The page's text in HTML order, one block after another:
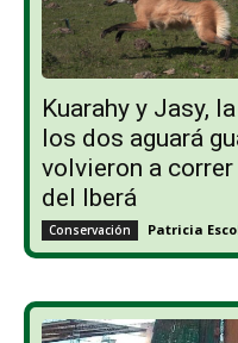
Kuarahy y Jasy,
los dos aguará
volvieron a
del Iberá
Conservación Patricia